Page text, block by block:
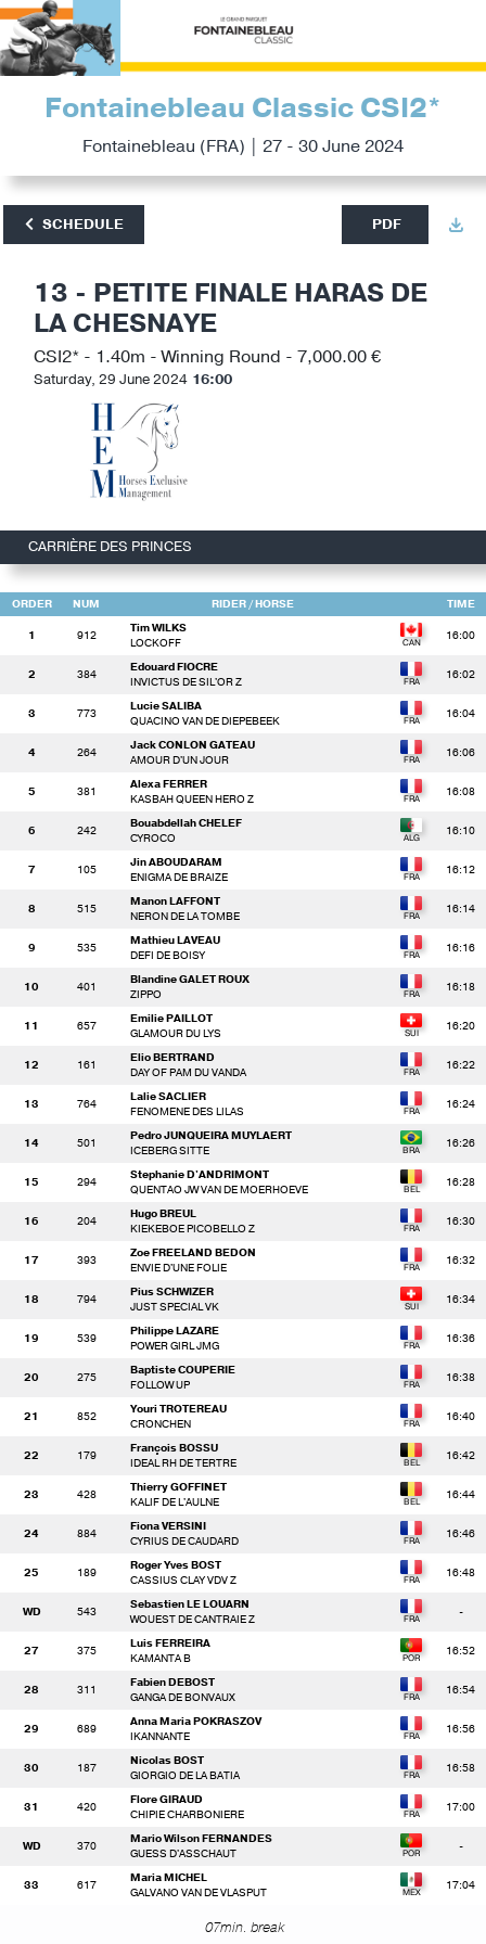
Fontainebleau Classic CSI2*
Fontainebleau (FRA) | 27 - 30 June 2024
SCHEDULE PDF
13 - PETITE FINALE HARAS DE
LA CHESNAYE
CSI2* - 1.40m - Winning Round - 7,000.00 €
Saturday, 29 June 2024 16:00
CARRIÈRE DES PRINCES
ORDER NUM RIDER / HORSE TIME
1 912
Tim WILKS
LOCKOFF
16:00
2 384
Edouard FIOCRE
INVICTUS DE SIL'OR Z
16:02
3 773
Lucie SALIBA
QUACINO VAN DE DIEPEBEEK
16:04
4 264
Jack CONLON GATEAU
AMOUR D'UN JOUR
16:06
5 381
Alexa FERRER
KASBAH QUEEN HERO Z
16:08
6 242
Bouabdellah CHELEF
CYROCO
16:10
7 105
Jin ABOUDARAM
ENIGMA DE BRAIZE
16:12
8 515
Manon LAFFONT
NERON DE LA TOMBE
16:14
9 535
Mathieu LAVEAU
DEFI DE BOISY
16:16
10 401
Blandine GALET ROUX
ZIPPO
16:18
11 657
Emilie PAILLOT
GLAMOUR DU LYS
16:20
12 161
Elio BERTRAND
DAY OF PAM DU VANDA
16:22
13 764
Lalie SACLIER
FENOMENE DES LILAS
16:24
14 501
Pedro JUNQUEIRA MUYLAERT
ICEBERG SITTE
16:26
15 294
Stephanie D'ANDRIMONT
QUENTAO JW VAN DE MOERHOEVE
16:28
16 204
Hugo BREUL
KIEKEBOE PICOBELLO Z
16:30
17 393
Zoe FREELAND BEDON
ENVIE D'UNE FOLIE
16:32
18 794
Pius SCHWIZER
JUST SPECIAL VK
16:34
19 539
Philippe LAZARE
POWER GIRL JMG
16:36
20 275
Baptiste COUPERIE
FOLLOW UP
16:38
21 852
Youri TROTEREAU
CRONCHEN
16:40
22 179
François BOSSU
IDEAL RH DE TERTRE
16:42
23 428
Thierry GOFFINET
KALIF DE L'AULNE
16:44
24 884
Fiona VERSINI
CYRIUS DE CAUDARD
16:46
25 189
Roger Yves BOST
CASSIUS CLAY VDV Z
16:48
WD 543
Sebastien LE LOUARN
WOUEST DE CANTRAIE Z
-
27 375
Luis FERREIRA
KAMANTA B
16:52
28 311
Fabien DEBOST
GANGA DE BONVAUX
16:54
29 689
Anna Maria POKRASZOV
IKANNANTE
16:56
30 187
Nicolas BOST
GIORGIO DE LA BATIA
16:58
31 420
Flore GIRAUD
CHIPIE CHARBONIERE
17:00
WD 370
Mario Wilson FERNANDES
GUESS D'ASSCHAUT
-
33 617
Maria MICHEL
GALVANO VAN DE VLASPUT
17:04
07min. break